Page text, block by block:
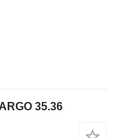
35.36